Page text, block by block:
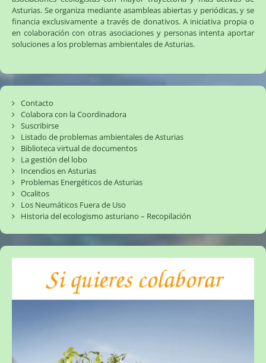
Asturias. Se organiza mediante asambleas abiertas y periódicas, y se
financia exclusivamente a través de donativos. A iniciativa propia o
en colaboración con otras asociaciones y personas intenta aportar
soluciones a los problemas ambientales de Asturias.
Contacto
Colabora con la Coordinadora
Suscribirse
Listado de problemas ambientales de Asturias
Biblioteca virtual de documentos
La gestión del lobo
Incendios en Asturias
Problemas Energéticos de Asturias
Ocalitos
Los Neumáticos Fuera de Uso
Historia del ecologismo asturiano – Recopilación